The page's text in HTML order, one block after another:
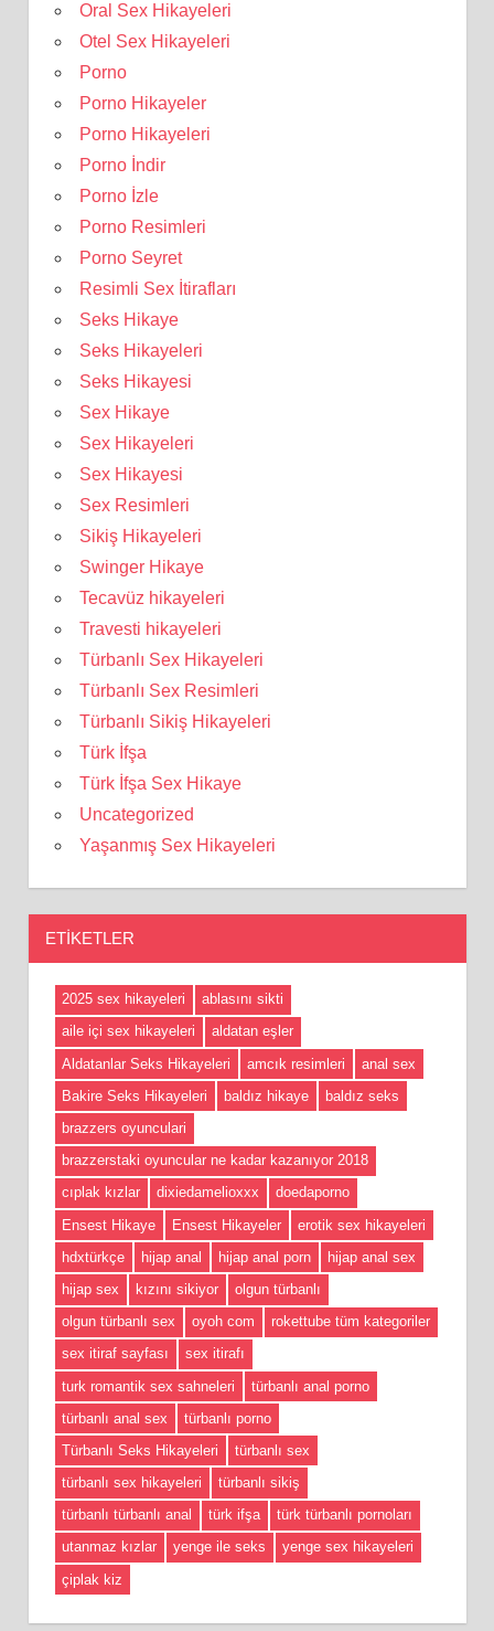
Oral Sex Hikayeleri
Otel Sex Hikayeleri
Porno
Porno Hikayeler
Porno Hikayeleri
Porno İndir
Porno İzle
Porno Resimleri
Porno Seyret
Resimli Sex İtirafları
Seks Hikaye
Seks Hikayeleri
Seks Hikayesi
Sex Hikaye
Sex Hikayeleri
Sex Hikayesi
Sex Resimleri
Sikiş Hikayeleri
Swinger Hikaye
Tecavüz hikayeleri
Travesti hikayeleri
Türbanlı Sex Hikayeleri
Türbanlı Sex Resimleri
Türbanlı Sikiş Hikayeleri
Türk İfşa
Türk İfşa Sex Hikaye
Uncategorized
Yaşanmış Sex Hikayeleri
ETIKETLER
2025 sex hikayeleri
ablasını sikti
aile içi sex hikayeleri
aldatan eşler
Aldatanlar Seks Hikayeleri
amcık resimleri
anal sex
Bakire Seks Hikayeleri
baldız hikaye
baldız seks
brazzers oyunculari
brazzerstaki oyuncular ne kadar kazanıyor 2018
cıplak kızlar
dixiedamelioxxx
doedaporno
Ensest Hikaye
Ensest Hikayeler
erotik sex hikayeleri
hdxtürkçe
hijap anal hijap anal porn
hijap anal sex
hijap sex
kızını sikiyor
olgun türbanlı
olgun türbanlı sex
oyoh com
rokettube tüm kategoriler
sex itiraf sayfası
sex itirafı
turk romantik sex sahneleri
türbanlı anal porno
türbanlı anal sex
türbanlı porno
Türbanlı Seks Hikayeleri
türbanlı sex
türbanlı sex hikayeleri
türbanlı sikiş
türbanlı türbanlı anal
türk ifşa
türk türbanlı pornoları
utanmaz kızlar
yenge ile seks
yenge sex hikayeleri
çiplak kiz